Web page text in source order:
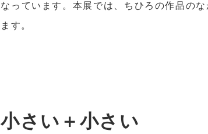
なっています。本展では、ちひろの作品の
ます。
小さい＋小さい